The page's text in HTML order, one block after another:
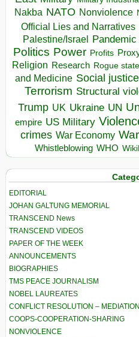
Nakba NATO Nonviolence
Official Lies and Narratives
Palestine/Israel Pandemic
Politics Power Profits
Religion Research Rogue
and Medicine Social justice
Terrorism Structural
Trump UK Ukraine UN
empire US Military
crimes War Economy
Whistleblowing WHO
EDITORIAL
JOHAN GALTUNG MEMORIAL
TRANSCEND News
TRANSCEND VIDEOS
PAPER OF THE WEEK
ANNOUNCEMENTS
BIOGRAPHIES
TMS PEACE JOURNALISM
NOBEL LAUREATES
CONFLICT RESOLUTION – MEDIATION
COOPS-COOPERATION-SHARING
NONVIOLENCE